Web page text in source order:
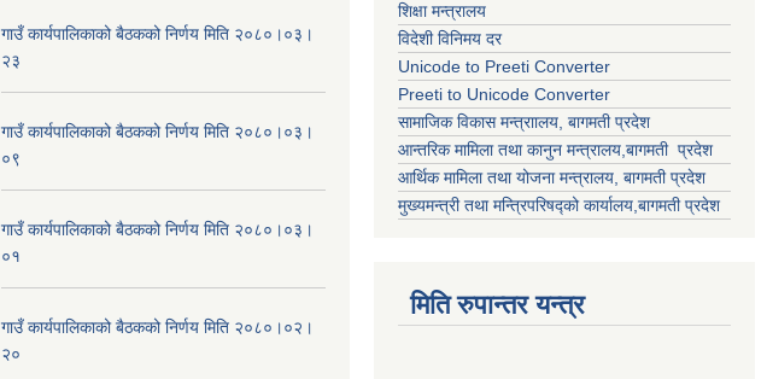
गाउँ कार्यपालिकाको बैठकको निर्णय मिति २०८०।०३।
२३
गाउँ कार्यपालिकाको बैठकको निर्णय मिति २०८०।०३।
०९
गाउँ कार्यपालिकाको बैठकको निर्णय मिति २०८०।०३।
०१
गाउँ कार्यपालिकाको बैठकको निर्णय मिति २०८०।०२।
२०
शिक्षा मन्त्रालय
विदेशी विनिमय दर
Unicode to Preeti Converter
Preeti to Unicode Converter
सामाजिक विकास मन्त्राालय, बागमती प्रदेश
आन्तरिक मामिला तथा कानुन मन्त्रालय,बागमती प्रदेश
आर्थिक मामिला तथा योजना मन्त्रालय, बागमती प्रदेश
मुख्यमन्त्री तथा मन्त्रिपरिषद्को कार्यालय,बागमती प्रदेश
मिति रुपान्तर यन्त्र